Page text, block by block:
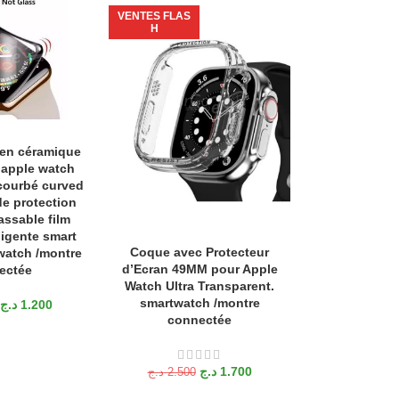
céramique
watch
curved
protection
film
smart
/montre
1.200 د.ج
VENTES FLAS
H
AJOUTER AU PANIER
Coque avec Protecteur
d’Ecran 49MM pour Apple
Watch Ultra Transparent.
smartwatch /montre
connectée
2.500 د.ج 1.700 د.ج